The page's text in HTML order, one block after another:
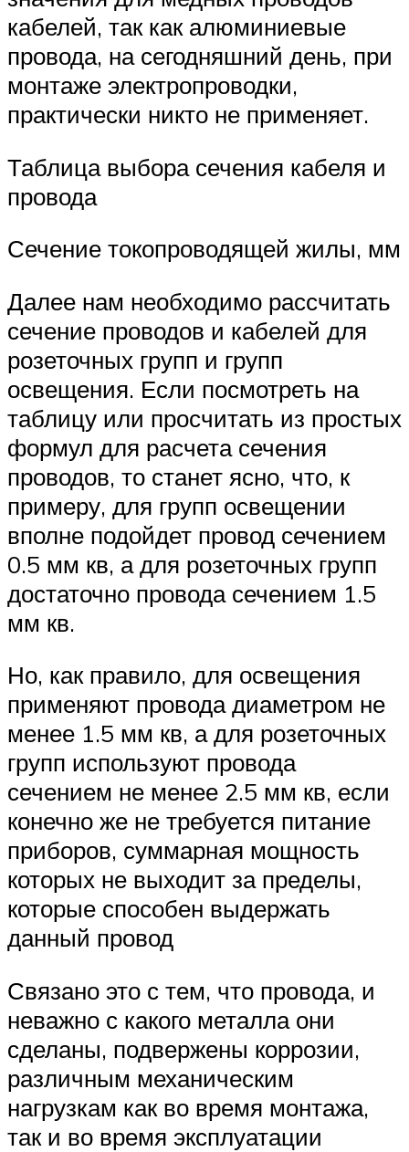
кабелей, так как алюминиевые
провода, на сегодняшний день, при
монтаже электропроводки,
практически никто не применяет.
Таблица выбора сечения кабеля и
провода
Сечение токопроводящей жилы, мм
Далее нам необходимо рассчитать
сечение проводов и кабелей для
розеточных групп и групп
освещения. Если посмотреть на
таблицу или просчитать из простых
формул для расчета сечения
проводов, то станет ясно, что, к
примеру, для групп освещении
вполне подойдет провод сечением
0.5 мм кв, а для розеточных групп
достаточно провода сечением 1.5
мм кв.
Но, как правило, для освещения
применяют провода диаметром не
менее 1.5 мм кв, а для розеточных
групп используют провода
сечением не менее 2.5 мм кв, если
конечно же не требуется питание
приборов, суммарная мощность
которых не выходит за пределы,
которые способен выдержать
данный провод
Связано это с тем, что провода, и
неважно с какого металла они
сделаны, подвержены коррозии,
различным механическим
нагрузкам как во время монтажа,
так и во время эксплуатации